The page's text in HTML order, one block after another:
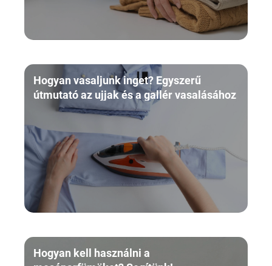
Hogyan vasaljunk inget? Egyszerű
útmutató az ujjak és a gallér vasalásához
Hogyan kell használni a